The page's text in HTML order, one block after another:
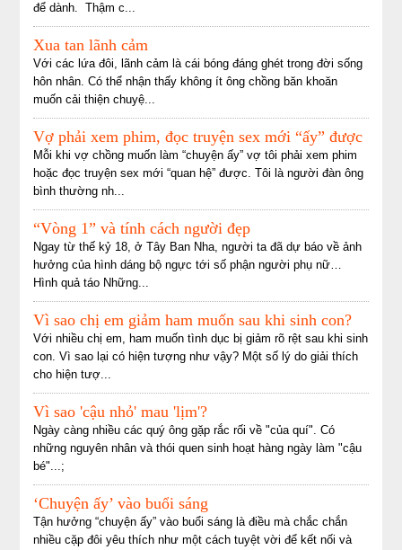
để dành. Thậm c...
Xua tan lãnh cảm
Với các lứa đôi, lãnh cảm là cái bóng đáng ghét trong đời sống
hôn nhân. Có thể nhận thấy không ít ông chồng băn khoăn
muốn cải thiện chuyệ...
Vợ phải xem phim, đọc truyện sex mới “ấy” được
Mỗi khi vợ chồng muốn làm “chuyện ấy” vợ tôi phải xem phim
hoặc đọc truyện sex mới “quan hệ” được. Tôi là người đàn ông
bình thường nh...
“Vòng 1” và tính cách người đẹp
Ngay từ thế kỷ 18, ở Tây Ban Nha, người ta đã dự báo về ảnh
hưởng của hình dáng bộ ngực tới số phận người phụ nữ…
Hình quả táo Những...
Vì sao chị em giảm ham muốn sau khi sinh con?
Với nhiều chị em, ham muốn tình dục bị giảm rõ rệt sau khi sinh
con. Vì sao lại có hiện tượng như vậy? Một số lý do giải thích
cho hiện tượ...
Vì sao 'cậu nhỏ' mau 'lịm'?
Ngày càng nhiều các quý ông gặp rắc rối về "của quí". Có
những nguyên nhân và thói quen sinh hoạt hàng ngày làm "cậu
bé"...;
‘Chuyện ấy’ vào buổi sáng
Tận hưởng “chuyện ấy” vào buổi sáng là điều mà chắc chắn
nhiều cặp đôi yêu thích như một cách tuyệt vời để kết nối và